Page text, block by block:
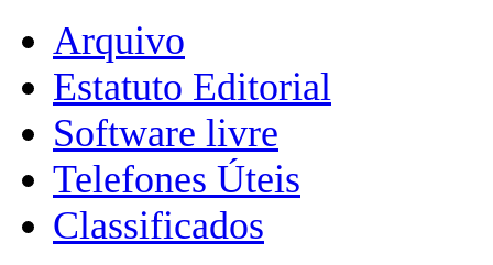
Arquivo
Estatuto Editorial
Software livre
Telefones Úteis
Classificados